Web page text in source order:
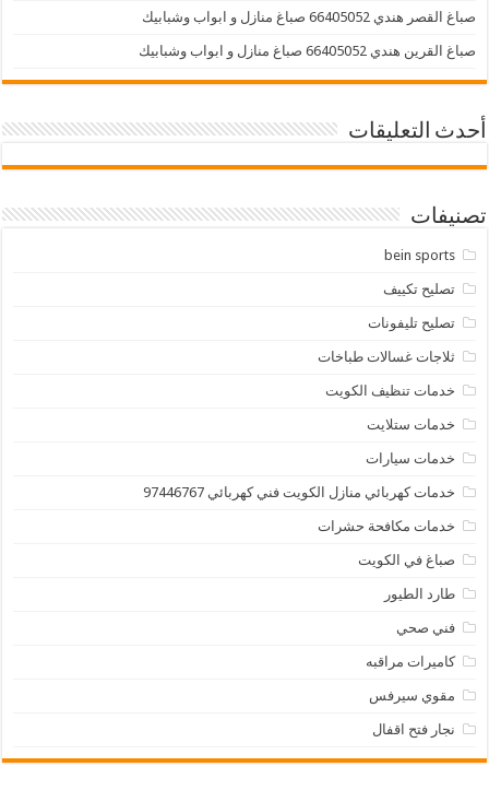
صباغ القصر هندي 66405052 صباغ منازل و ابواب وشبابيك
صباغ القرين هندي 66405052 صباغ منازل و ابواب وشبابيك
أحدث التعليقات
تصنيفات
bein sports
تصليح تكييف
تصليح تليفونات
ثلاجات غسالات طباخات
خدمات تنظيف الكويت
خدمات ستلايت
خدمات سيارات
خدمات كهربائي منازل الكويت فني كهربائي 97446767
خدمات مكافحة حشرات
صباغ في الكويت
طارد الطيور
فني صحي
كاميرات مراقبه
مقوي سيرفس
نجار فتح اقفال